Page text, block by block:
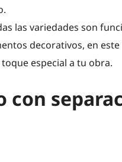
las variedades son
decorativos, en
especial a tu obra.
con